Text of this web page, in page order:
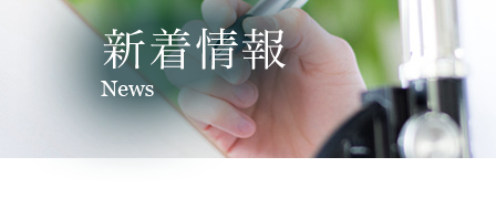
クレシアとは
機能紹介
ISO15189支援
お問い合わせ